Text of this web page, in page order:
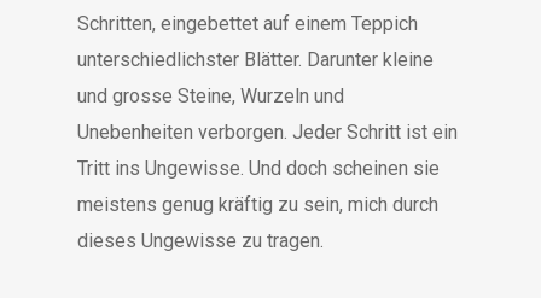
Schritten, eingebettet auf einem Teppich
unterschiedlichster Blätter. Darunter kleine
und grosse Steine, Wurzeln und
Unebenheiten verborgen. Jeder Schritt ist ein
Tritt ins Ungewisse. Und doch scheinen sie
meistens genug kräftig zu sein, mich durch
dieses Ungewisse zu tragen.